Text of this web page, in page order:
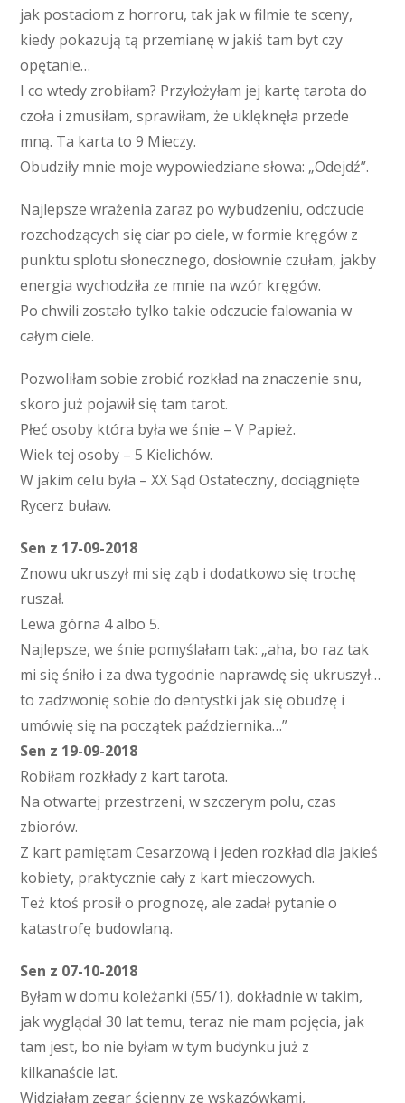
jak postaciom z horroru, tak jak w filmie te sceny,
kiedy pokazują tą przemianę w jakiś tam byt czy
opętanie…
I co wtedy zrobiłam? Przyłożyłam jej kartę tarota do
czoła i zmusiłam, sprawiłam, że uklęknęła przede
mną. Ta karta to 9 Mieczy.
Obudziły mnie moje wypowiedziane słowa: „Odejdź”.
Najlepsze wrażenia zaraz po wybudzeniu, odczucie
rozchodzących się ciar po ciele, w formie kręgów z
punktu splotu słonecznego, dosłownie czułam, jakby
energia wychodziła ze mnie na wzór kręgów.
Po chwili zostało tylko takie odczucie falowania w
całym ciele.
Pozwoliłam sobie zrobić rozkład na znaczenie snu,
skoro już pojawił się tam tarot.
Płeć osoby która była we śnie – V Papież.
Wiek tej osoby – 5 Kielichów.
W jakim celu była – XX Sąd Ostateczny, dociągnięte
Rycerz buław.
Sen z 17-09-2018
Znowu ukruszył mi się ząb i dodatkowo się trochę
ruszał.
Lewa górna 4 albo 5.
Najlepsze, we śnie pomyślałam tak: „aha, bo raz tak
mi się śniło i za dwa tygodnie naprawdę się ukruszył…
to zadzwonię sobie do dentystki jak się obudzę i
umówię się na początek października…”
Sen z 19-09-2018
Robiłam rozkłady z kart tarota.
Na otwartej przestrzeni, w szczerym polu, czas
zbiorów.
Z kart pamiętam Cesarzową i jeden rozkład dla jakieś
kobiety, praktycznie cały z kart mieczowych.
Też ktoś prosił o prognozę, ale zadał pytanie o
katastrofę budowlaną.
Sen z 07-10-2018
Byłam w domu koleżanki (55/1), dokładnie w takim,
jak wyglądał 30 lat temu, teraz nie mam pojęcia, jak
tam jest, bo nie byłam w tym budynku już z
kilkanaście lat.
Widziałam zegar ścienny ze wskazówkami,